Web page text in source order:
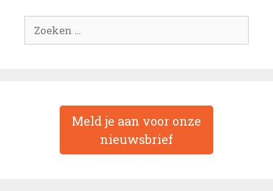
naar:
Meld je aan voor onze
nieuwsbrief